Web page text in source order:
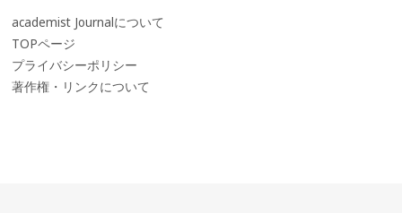
academist Journalについて
TOPページ
プライバシーポリシー
著作権・リンクについて